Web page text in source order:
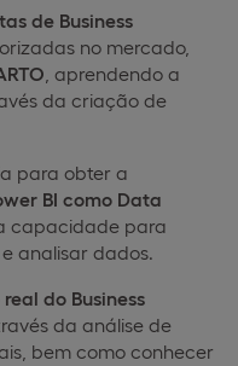
de Business
no mercado,
, aprendendo a
da criação de
para obter a
BI como Data
capacidade para
analisar dados.
do Business
da análise de
bem como conhecer